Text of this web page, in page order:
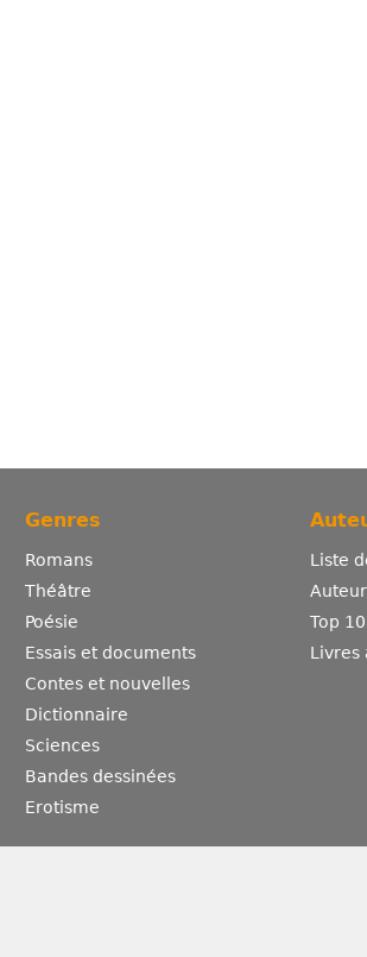
Genres
Romans
Théâtre
Poésie
Essais et documents
Contes et nouvelles
Dictionnaire
Sciences
Bandes dessinées
Erotisme
Liste
Top
Livres